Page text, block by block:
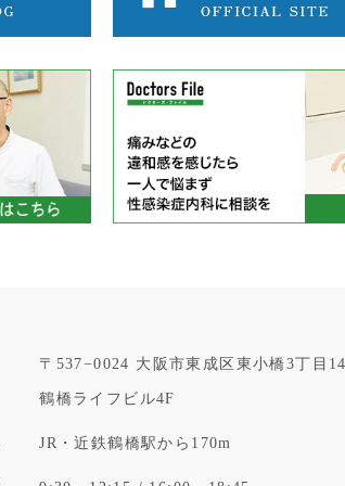
〒537−0024 大阪市東成区東小橋3丁
鶴橋ライフビル4F
JR・近鉄鶴橋駅から170m